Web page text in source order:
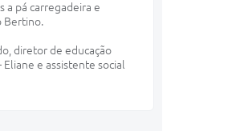
a pá carregadeira e
Bertino.
diretor de educação
e assistente social